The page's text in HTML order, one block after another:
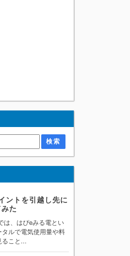
ントを引越し先に
た
は、はぴeみる電とい
タルで電気使用量や料
ること...